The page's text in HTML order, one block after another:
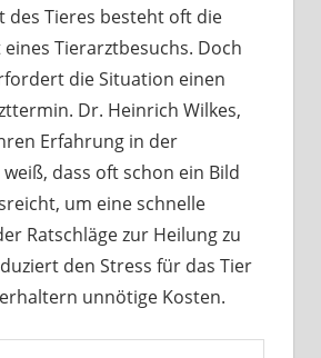
des Tieres besteht oft die
Tierarztbesuchs. Doch
die Situation einen
Dr. Heinrich Wilkes,
Erfahrung in der
dass oft schon ein Bild
um eine schnelle
Ratschläge zur Heilung zu
den Stress für das Tier
unnötige Kosten.